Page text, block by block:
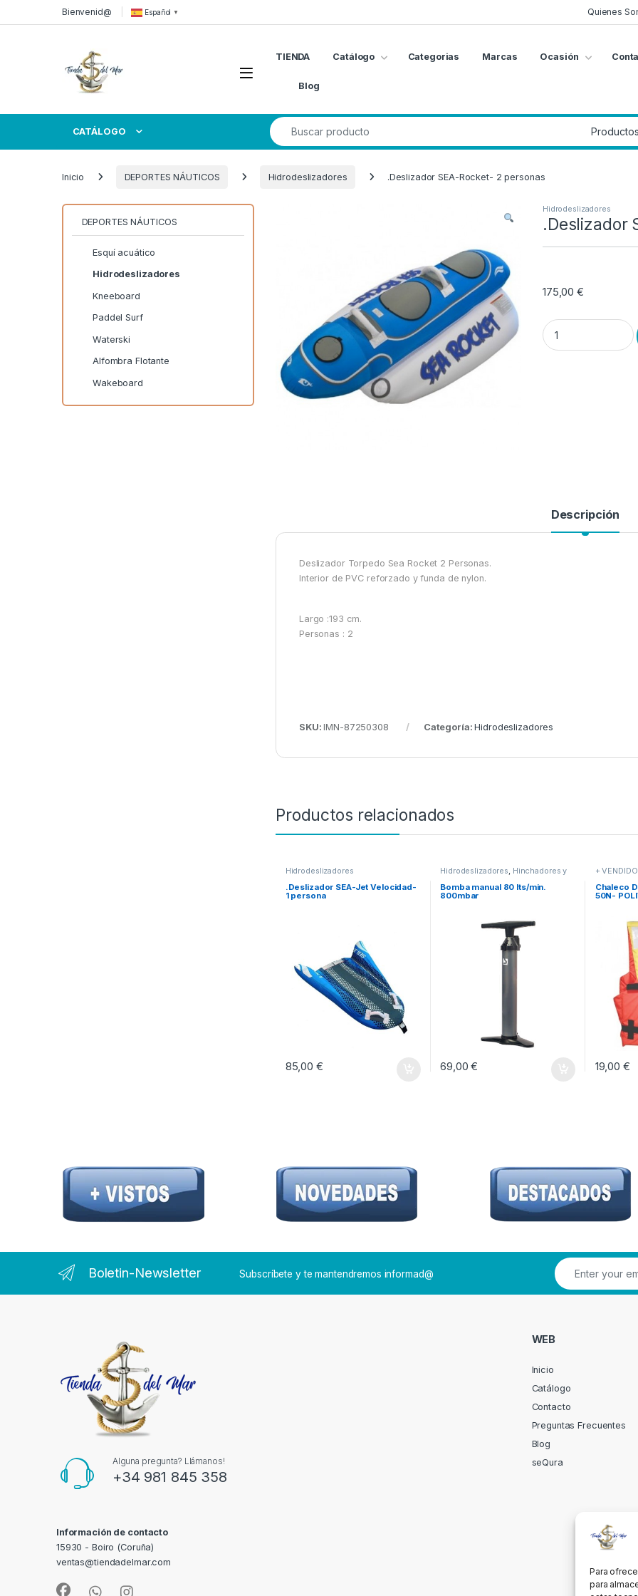
Para
para
Skip to navigation
Skip to contentBienvenid@ Español ▼ Quienes
Open
TIENDA Catálogo Categorias Marcas Ocasión
Blog
CATÁLOGO
Search for:
Inicio DEPORTES NÁUTICOS Hidrodeslizadores .Deslizador SEA-Rocket- 2 personas
Hidrodeslizadores
.Deslizador
175,00€
.Deslizador SEA-
Descripción
Deslizador Torpedo Sea Rocket 2 Personas.
Interior de PVC reforzado y funda de nylon.
Largo :193 cm.
Personas : 2
SKU:IMN-87250308 Categoría:Hidrodeslizadores
Productos relacionados
Hidrodeslizadores
.Deslizador SEA-Jet Velocidad-
1 persona
85,00 €
Hidrodeslizadores, Hinchadores y
Bomba manual 80 lts/min.
800mbar
69,00€
+
Chaleco
50N-
19,00 €
Este
DEPORTES NÁUTICOS
Esquí acuático
Hidrodeslizadores
Kneeboard
Paddel Surf
Waterski
Alfombra Flotante
Wakeboard
Boletin-Newsletter Subscríbete y te mantendremos informad@
Alguna pregunta? Llámanos!
+34 981 845 358
Información de contacto
15930 - Boiro (Coruña)
ventas@tiendadelmar.com
WEB
Inicio
Catálogo
Contacto
Preguntas Frecuentes
Blog
seQura